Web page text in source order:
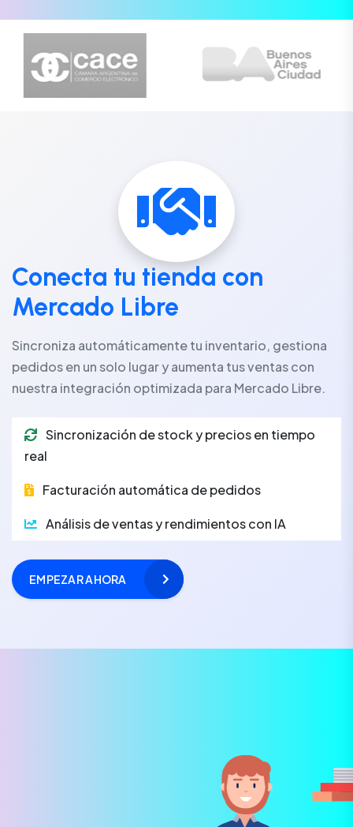
Conecta tu tienda con
Mercado Libre
Sincroniza automáticamente tu inventario, gestiona
pedidos en un solo lugar y aumenta tus ventas con
nuestra integración optimizada para Mercado Libre.
Sincronización de stock y precios en tiempo
real
Facturación automática de pedidos
Análisis de ventas y rendimientos con IA
EMPEZAR AHORA